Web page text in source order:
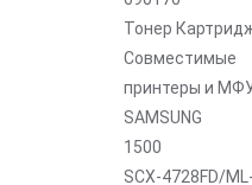
Тонер
Совместимые
принтеры и
SAMSUNG
1500
SCX-4728FD/